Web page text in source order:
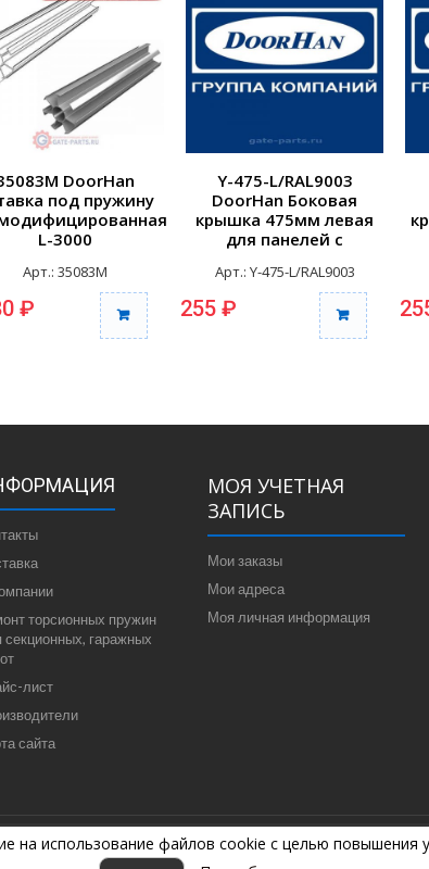
на использование файлов cookie с целью повышения
DoorHan
под пружину
L-3000
Арт.: 35083M
₽
Y-475-L/RAL9003
DoorHan Боковая
крышка 475мм левая
для панелей с
крепления RAL9003
Арт.: Y-475-L/RAL9003
255 ₽
торсионных пружин
секционных, гаражных
лист
сайта
МОЯ УЧЕТНАЯ
ЗАПИСЬ
Мои заказы
Мои адреса
Моя личная информация